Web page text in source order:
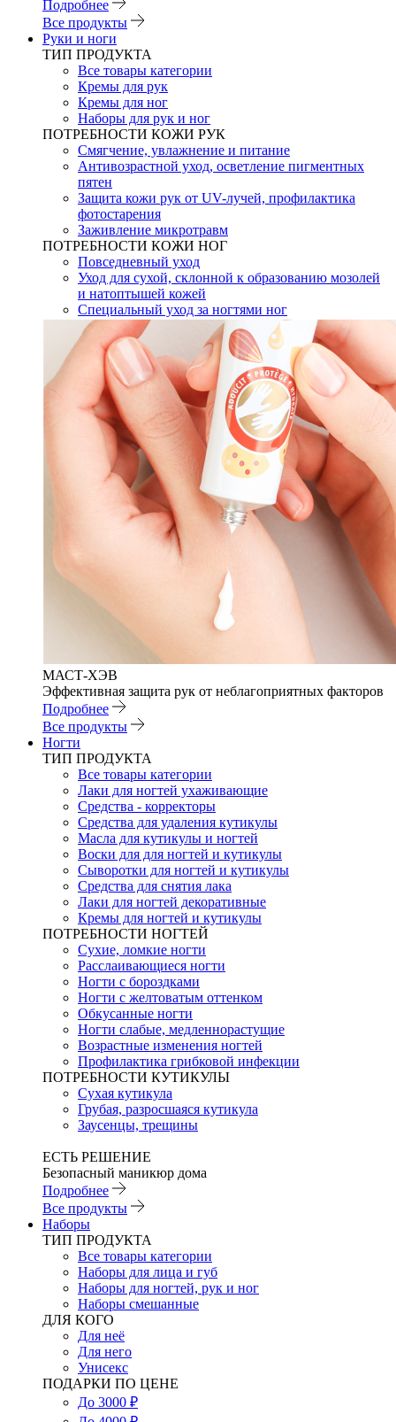
Подробнее
Все продукты
Руки и ноги
ТИП ПРОДУКТА
Все товары категории
Кремы для рук
Кремы для ног
Наборы для рук и ног
ПОТРЕБНОСТИ КОЖИ РУК
Смягчение, увлажнение и питание
Антивозрастной уход, осветление пигментных
пятен
Защита кожи рук от UV-лучей, профилактика
фотостарения
Заживление микротравм
ПОТРЕБНОСТИ КОЖИ НОГ
Повседневный уход
Уход для сухой, склонной к образованию мозолей
и натоптышей кожей
Специальный уход за ногтями ног
МАСТ-ХЭВ
Эффективная защита рук от неблагоприятных факторов
Подробнее
Все продукты
Ногти
ТИП ПРОДУКТА
Все товары категории
Лаки для ногтей ухаживающие
Средства - корректоры
Средства для удаления кутикулы
Масла для кутикулы и ногтей
Воски для для ногтей и кутикулы
Сыворотки для ногтей и кутикулы
Средства для снятия лака
Лаки для ногтей декоративные
Кремы для ногтей и кутикулы
ПОТРЕБНОСТИ НОГТЕЙ
Сухие, ломкие ногти
Расслаивающиеся ногти
Ногти с бороздками
Ногти с желтоватым оттенком
Обкусанные ногти
Ногти слабые, медленнорастущие
Возрастные изменения ногтей
Профилактика грибковой инфекции
ПОТРЕБНОСТИ КУТИКУЛЫ
Сухая кутикула
Грубая, разросшаяся кутикула
Заусенцы, трещины
ЕСТЬ РЕШЕНИЕ
Безопасный маникюр дома
Подробнее
Все продукты
Наборы
ТИП ПРОДУКТА
Все товары категории
Наборы для лица и губ
Наборы для ногтей, рук и ног
Наборы смешанные
ДЛЯ КОГО
Для неё
Для него
Унисекс
ПОДАРКИ ПО ЦЕНЕ
До 3000 ₽